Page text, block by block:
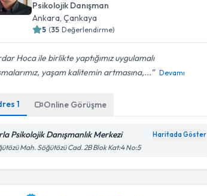
Psikolojik Danışman
Ankara, Çankaya
5 (35 Değerlendirme)
Hoca ile birlikte yaptığımız uygulamalı
yaşam kalitemin artmasına,...
Devamı
1 Online Görüşme
Psikolojik Danışmanlık Merkezi Haritada Göster
Mah. Söğütözü Cad. 2B Blok Kat:4 No:5